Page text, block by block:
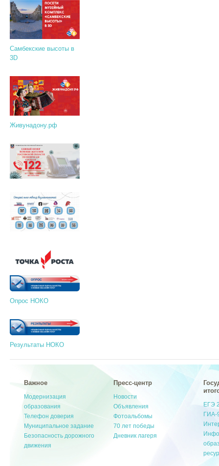
Самбекские высоты в
3D
Живунадону.рф
Опрос НОКО
Результаты НОКО
Важное
Модернизация
образования
Телефон доверия
Муниципальное задание
Безопасность дорожного
движения
Пресс-центр
Новости
Объявления
Фотоальбомы
70 лет победы
Дневник лагеря
ЕГЭ
ГИА-